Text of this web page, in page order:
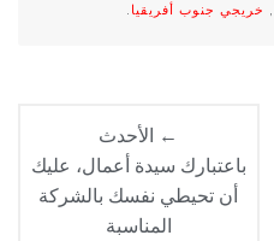
, خريجي جنوب أفريقيا .
← الأحدث
باعتبارك سيدة أعمال، عليك
أن تحيطي نفسك بالشركة
المناسبة